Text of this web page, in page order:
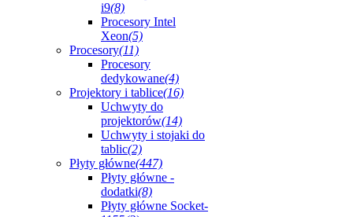
i9(8)
Procesory Intel
Xeon(5)
Procesory(11)
Procesory
dedykowane(4)
Projektory i tablice(16)
Uchwyty do
projektorów(14)
Uchwyty i stojaki do
tablic(2)
Płyty główne(447)
Płyty główne -
dodatki(8)
Płyty główne Socket-